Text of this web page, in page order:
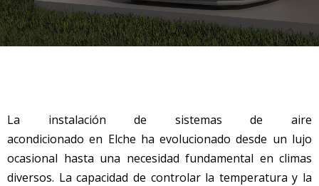
La instalación de sistemas de aire
acondicionadoen Elche ha evolucionado desde un lujo
ocasional hasta una necesidad fundamental en climas
diversos. La capacidad de controlar la temperatura y la